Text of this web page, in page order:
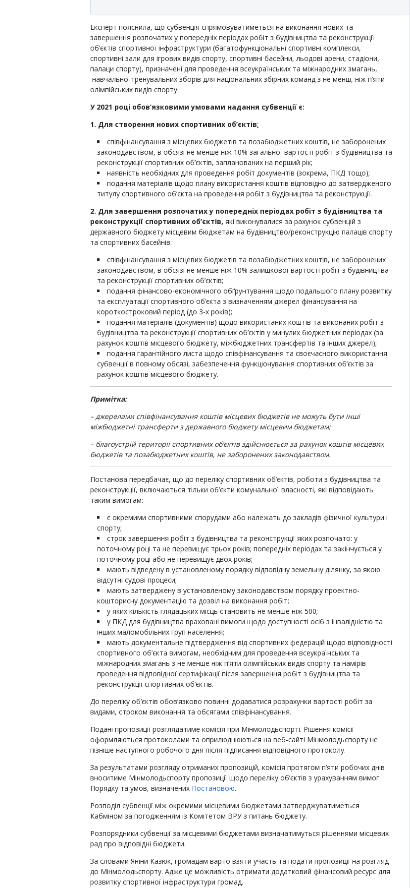
Експерт пояснила, що субвенція спрямовуватиметься на виконання нових та
завершення розпочатих у попередніх періодах робіт з будівництва та реконструкції
об’єктів спортивної інфраструктури (багатофункціональні спортивні комплекси,
спортивні зали для ігрових видів спорту, спортивні басейни, льодові арени, стадіони,
палаци спорту), призначені для проведення всеукраїнських та міжнародних змагань,
навчально-тренувальних зборів для національних збірних команд з не менш, ніж п’яти
олімпійських видів спорту.
У 2021 році обов’язковими умовами надання субвенції є:
1. Для створення нових спортивних об’єктів:
співфінансування з місцевих бюджетів та позабюджетних коштів, не заборонених
законодавством, в обсязі не менше ніж 10% загальної вартості робіт з будівництва та
реконструкції спортивних об’єктів, запланованих на перший рік;
наявність необхідних для проведення робіт документів (зокрема, ПКД тощо);
подання матеріалів щодо плану використання коштів відповідно до затвердженого
титулу спортивного об’єкта на проведення робіт з будівництва та реконструкції.
2. Для завершення розпочатих у попередніх періодах робіт з будівництва та
реконструкції спортивних об’єктів, які виконувалися за рахунок субвенцій з
державного бюджету місцевим бюджетам на будівництво/реконструкцію палаців спорту
та спортивних басейнів:
співфінансування з місцевих бюджетів та позабюджетних коштів, не заборонених
законодавством, в обсязі не менше ніж 10% залишкової вартості робіт з будівництва
та реконструкції спортивних об’єктів;
подання фінансово-економічного обґрунтування щодо подальшого плану розвитку
та експлуатації спортивного об’єкта з визначенням джерел фінансування на
короткостроковий період (до 3-х років);
подання матеріалів (документів) щодо використаних коштів та виконаних робіт з
будівництва та реконструкції спортивних об’єктів у минулих бюджетних періодах (за
рахунок коштів місцевого бюджету, міжбюджетних трансфертів та інших джерел);
подання гарантійного листа щодо співфінансування та своєчасного використання
субвенції в повному обсязі, забезпечення функціонування спортивних об’єктів за
рахунок коштів місцевого бюджету.
Примітка:
– джерелами співфінансування коштів місцевих бюджетів не можуть бути інші
міжбюджетні трансферти з державного бюджету місцевим бюджетам;
– благоустрій території спортивних об’єктів здійснюється за рахунок коштів місцевих
бюджетів та позабюджетних коштів, не заборонених законодавством.
Постанова передбачає, що до переліку спортивних об’єктів, роботи з будівництва та
реконструкції, включаються тільки об’єкти комунальної власності, які відповідають
таким вимогам:
є окремими спортивними спорудами або належать до закладів фізичної культури і
спорту;
строк завершення робіт з будівництва та реконструкції яких розпочато: у
поточному році та не перевищує трьох років; попередніх періодах та закінчується у
поточному році або не перевищує двох років;
мають відведену в установленому порядку відповідну земельну ділянку, за якою
відсутні судові процеси;
мають затверджену в установленому законодавством порядку проектно-
кошторисну документацію та дозвіл на виконання робіт;
у яких кількість глядацьких місць становить не менше ніж 500;
у ПКД для будівництва враховані вимоги щодо доступності осіб з інвалідністю та
інших маломобільних груп населення;
мають документальне підтвердження від спортивних федерацій щодо відповідності
спортивного об’єкта вимогам, необхідним для проведення всеукраїнських та
міжнародних змагань з не менше ніж п’яти олімпійських видів спорту та намірів
проведення відповідної сертифікації після завершення робіт з будівництва та
реконструкції спортивних об’єктів.
До переліку об’єктів обов’язково повинні додаватися розрахунки вартості робіт за
видами, строком виконання та обсягами співфінансування.
Подані пропозиції розглядатиме комісія при Мінмолодьспорті. Рішення комісії
оформляються протоколами та оприлюднюються на веб-сайті Мінмолодьспорту не
пізніше наступного робочого дня після підписання відповідного протоколу.
За результатами розгляду отриманих пропозицій, комісія протягом п’яти робочих днів
вноситиме Мінмолодьспорту пропозиції щодо переліку об’єктів з урахуванням вимог
Порядку та умов, визначених Постановою.
Розподіл субвенції між окремими місцевими бюджетами затверджуватиметься
Кабміном за погодженням із Комітетом ВРУ з питань бюджету.
Розпорядники субвенції за місцевими бюджетами визначатимуться рішеннями місцевих
рад про відповідні бюджети.
За словами Яніни Казюк, громадам варто взяти участь та подати пропозиції на розгляд
до Мінмолодьспорту. Адже це можливість отримати додатковий фінансовий ресурс для
розвитку спортивної інфраструктури громад.